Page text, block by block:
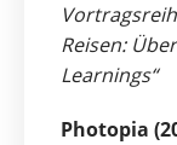
Reisen:
Learnings“
Photopia